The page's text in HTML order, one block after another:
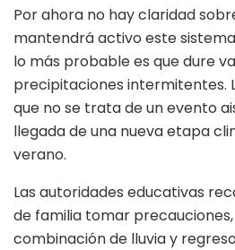
Por ahora no hay claridad
mantendrá activo este
lo más probable es que dure
precipitaciones intermitentes.
que no se trata de un evento
llegada de una nueva etapa
verano.
Las autoridades educativas
de familia tomar
combinación de lluvia y